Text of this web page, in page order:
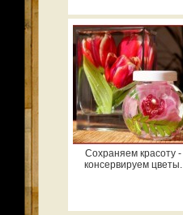
Сохраняем красоту -
консервируем цветы.